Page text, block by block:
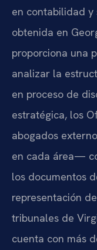
en contabilidad y
obtenida en
proporciona una
analizar la
en proceso de
estratégica, los
abogados
en cada área—
los documentos
representación
tribunales de
cuenta con más